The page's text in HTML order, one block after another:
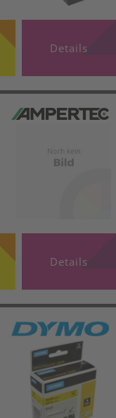
Details
Details